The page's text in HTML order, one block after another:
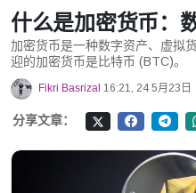
什么是加密货币：
加密货币是一种数字资产、虚拟
迎的加密货币是比特币 (BTC)。
Fikri Basrizal 16:21, 24 5月23日
分享文章：